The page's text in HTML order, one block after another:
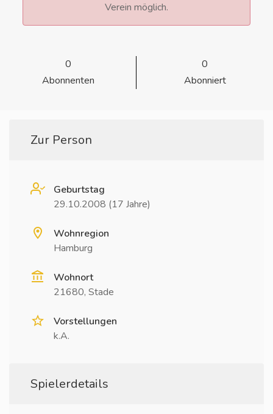
Verein möglich.
0
Abonnenten
0
Abonniert
Zur Person
Geburtstag
29.10.2008 (17 Jahre)
Wohnregion
Hamburg
Wohnort
21680, Stade
Vorstellungen
k.A.
Spielerdetails